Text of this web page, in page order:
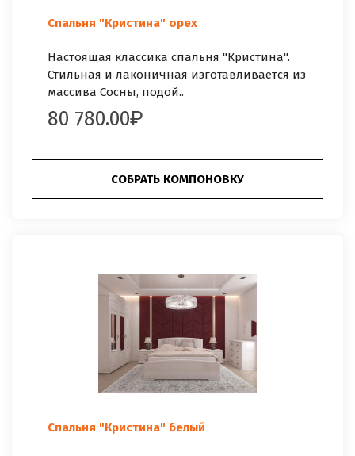
Спальня "Кристина" орех
Настоящая классика спальня "Кристина".
Стильная и лаконичная изготавливается из
массива Сосны, подой..
80 780.00
СОБРАТЬ КОМПОНОВКУ
Спальня "Кристина" белый